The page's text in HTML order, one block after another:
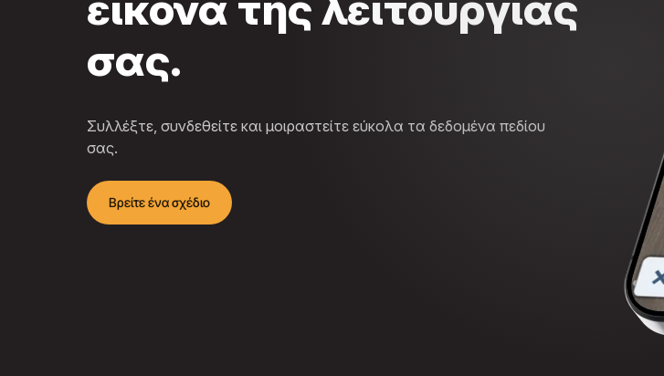
σας.
Συλλέξτε, συνδεθείτε και μοιραστείτε εύκολα τα δεδομένα πεδίου
σας.
Βρείτε ένα σχέδιο